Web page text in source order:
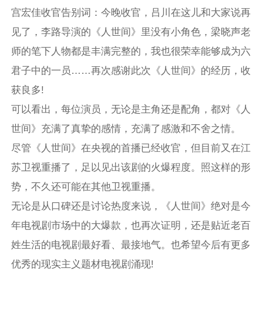
宫宏佳收官告别词：今晚收官，吕川在这儿和大家说再
见了，李路导演的《人世间》里没有小角色，梁晓声老
师的笔下人物都是丰满完整的，我也很荣幸能够成为六
君子中的一员……再次感谢此次《人世间》的经历，收
获良多!
可以看出，每位演员，无论是主角还是配角，都对《人
世间》充满了真挚的感情，充满了感激和不舍之情。
尽管《人世间》在央视的首播已经收官，但目前又在江
苏卫视重播了，足以见出该剧的火爆程度。照这样的形
势，不久还可能在其他卫视重播。
无论是从口碑还是讨论热度来说，《人世间》绝对是今
年电视剧市场中的大爆款，也再次证明，还是贴近老百
姓生活的电视剧最好看、最接地气。也希望今后有更多
优秀的现实主义题材电视剧涌现!